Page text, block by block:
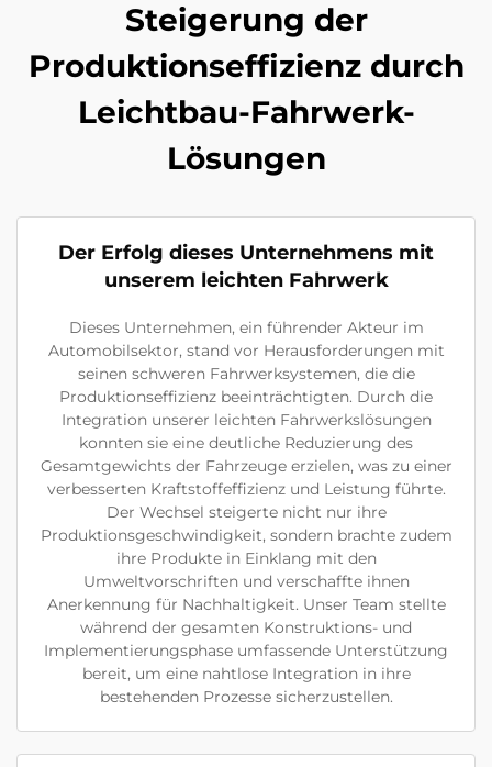
Steigerung der
Produktionseffizienz durch
Leichtbau-Fahrwerk-
Lösungen
Der Erfolg dieses Unternehmens mit
unserem leichten Fahrwerk
Dieses Unternehmen, ein führender Akteur im
Automobilsektor, stand vor Herausforderungen mit
seinen schweren Fahrwerksystemen, die die
Produktionseffizienz beeinträchtigten. Durch die
Integration unserer leichten Fahrwerkslösungen
konnten sie eine deutliche Reduzierung des
Gesamtgewichts der Fahrzeuge erzielen, was zu einer
verbesserten Kraftstoffeffizienz und Leistung führte.
Der Wechsel steigerte nicht nur ihre
Produktionsgeschwindigkeit, sondern brachte zudem
ihre Produkte in Einklang mit den
Umweltvorschriften und verschaffte ihnen
Anerkennung für Nachhaltigkeit. Unser Team stellte
während der gesamten Konstruktions- und
Implementierungsphase umfassende Unterstützung
bereit, um eine nahtlose Integration in ihre
bestehenden Prozesse sicherzustellen.